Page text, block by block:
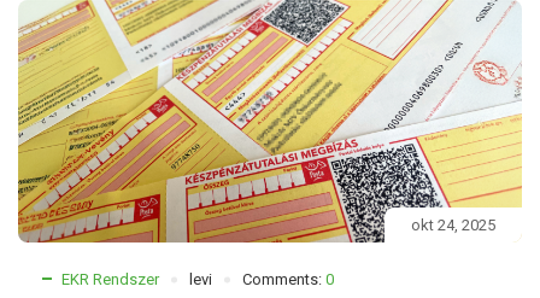
okt 24, 2025
EKR Rendszer levi Comments: 0